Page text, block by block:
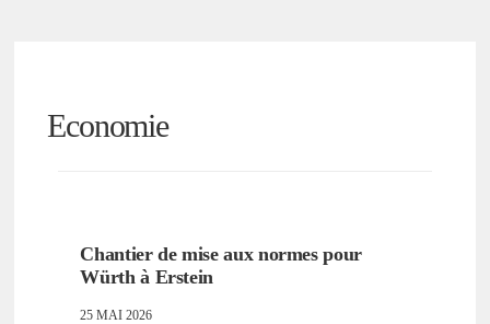
Economie
Chantier de mise aux normes pour
Würth à Erstein
25 MAI 2026